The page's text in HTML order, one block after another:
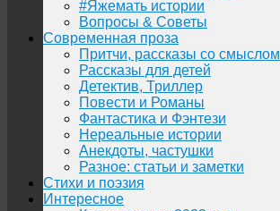
#Яжемать истории
Вопросы & Советы
Современная проза
Притчи, рассказы со смыслом
Рассказы для детей
Детектив, Триллер
Повести и Романы
Фантастика и Фэнтези
Нереальные истории
Анекдоты, частушки
Разное: статьи и заметки
Стихи и поэзия
Интересное